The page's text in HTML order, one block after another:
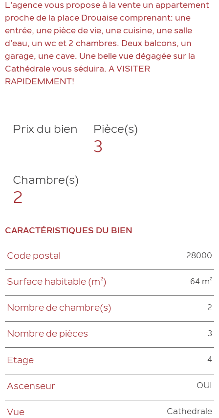
L'agence vous propose à la vente un appartement
proche de la place Drouaise comprenant: une
entrée, une pièce de vie, une cuisine, une salle
d'eau, un wc et 2 chambres. Deux balcons, un
garage, une cave. Une belle vue dégagée sur la
Cathédrale vous séduira. A VISITER
RAPIDEMMENT!
Prix du bien Pièce(s)
3
Chambre(s)
2
CARACTÉRISTIQUES DU BIEN
Caractéristiques
Code postal 28000
Surface habitable (m²) 64 m²
Nombre de chambre(s) 2
Nombre de pièces 3
Etage 4
Ascenseur OUI
Vue Cathedrale